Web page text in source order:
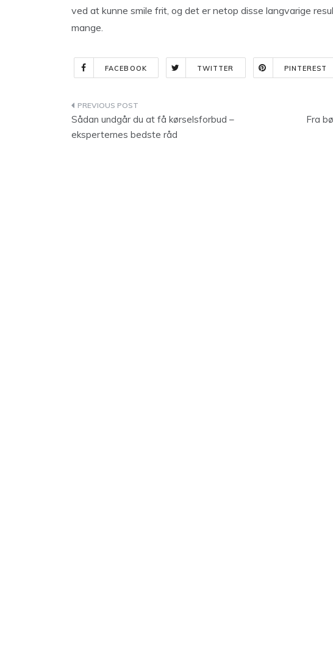
ved at kunne smile frit, og det er netop disse langvarige
mange.
FACEBOOK TWITTER PINTEREST
Indlægsnavigation
Sådan undgår du at få kørselsforbud –
eksperternes bedste råd
Fra